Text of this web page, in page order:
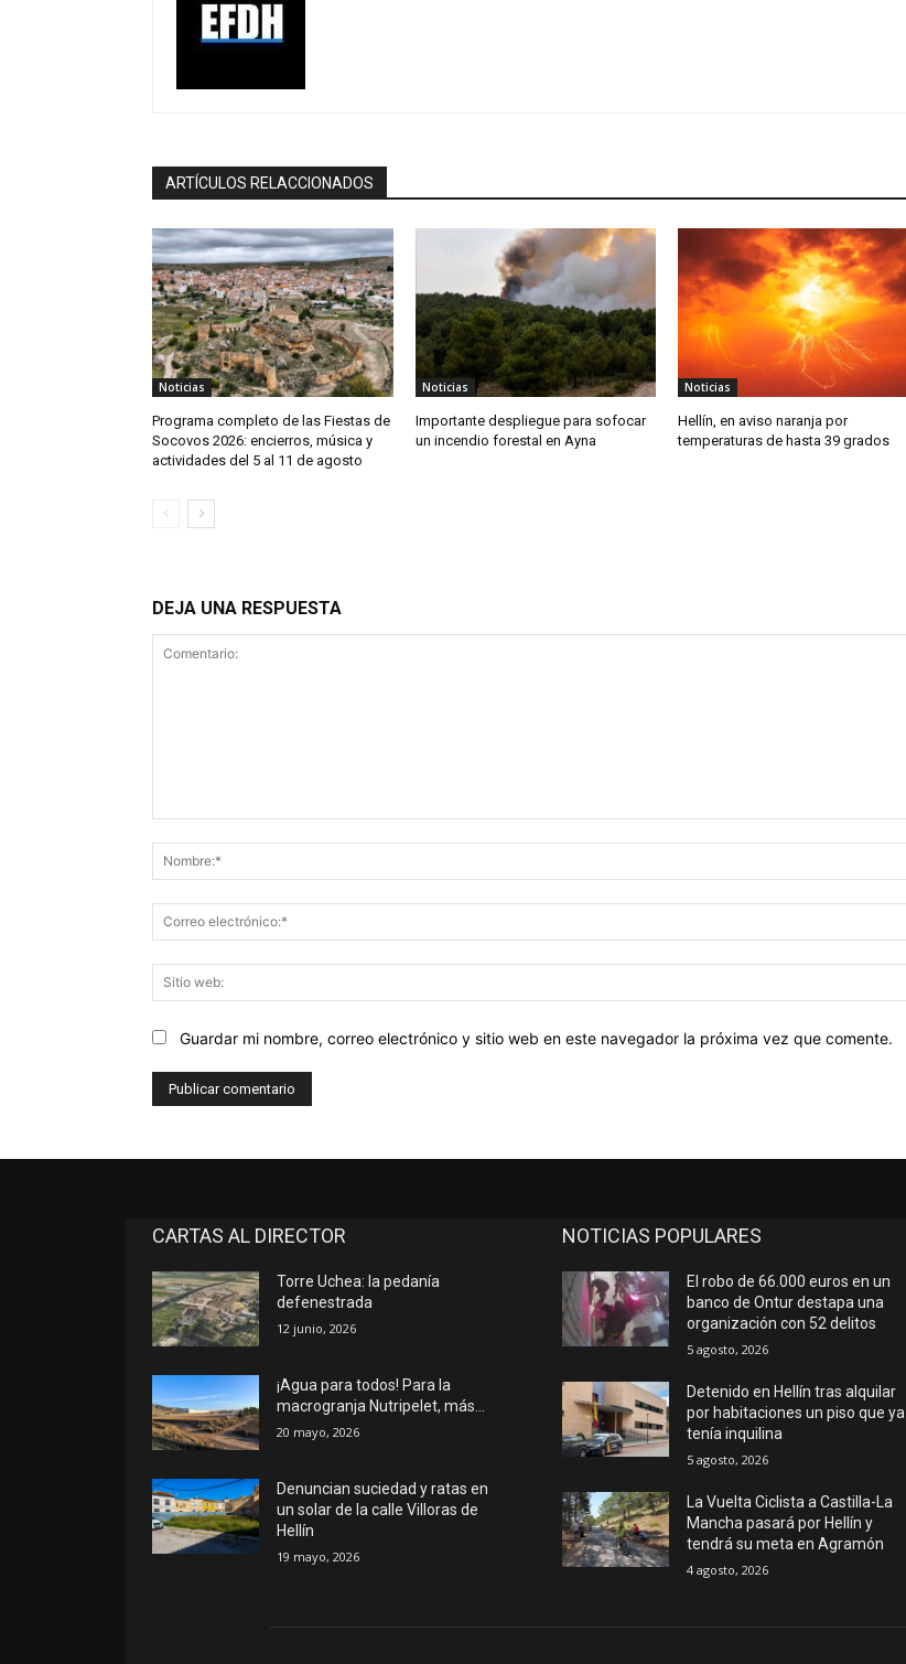
ARTÍCULOS RELACCIONADOS
Noticias
Programa completo de las Fiestas de
Socovos 2026: encierros, música y
actividades del 5 al 11 de agosto
Noticias
Importante despliegue para sofocar
un incendio forestal en Ayna
Noticias
Hellín, en aviso naranja por
temperaturas de hasta 39 grados
DEJA UNA RESPUESTA
Guardar mi nombre, correo electrónico y sitio web en este navegador la próxima vez que comente.
CARTAS AL DIRECTOR
Torre Uchea: la pedanía
defenestrada
12 junio, 2026
¡Agua para todos! Para la
macrogranja Nutripelet, más…
20 mayo, 2026
Denuncian suciedad y ratas en
un solar de la calle Villoras de
Hellín
19 mayo, 2026
NOTICIAS POPULARES
El robo de 66.000 euros en un
banco de Ontur destapa una
organización con 52 delitos
5 agosto, 2026
Detenido en Hellín tras alquilar
por habitaciones un piso que ya
tenía inquilina
5 agosto, 2026
La Vuelta Ciclista a Castilla-La
Mancha pasará por Hellín y
tendrá su meta en Agramón
4 agosto, 2026